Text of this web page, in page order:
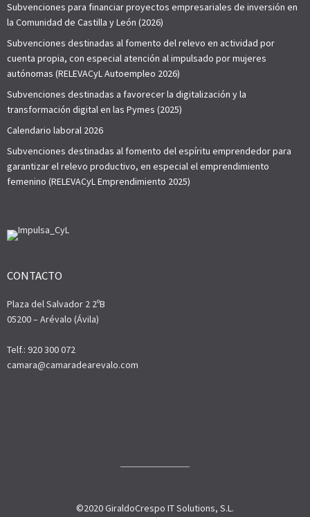
Subvenciones para financiar proyectos empresariales de inversión en
la Comunidad de Castilla y León (2026)
Subvenciones destinadas al fomento del relevo en actividad por
cuenta propia, con especial atención al impulsado por mujeres
autónomas (RELEVACyL Autoempleo 2026)
Subvenciones destinadas a favorecer la digitalización y la
transformación digital en las Pymes (2025)
Calendario laboral 2026
Subvenciones destinadas al fomento del espíritu emprendedor para
garantizar el relevo productivo, en especial el emprendimiento
femenino (RELEVACyL Emprendimiento 2025)
CONTACTO
Plaza del Salvador 2 2ºB
05200 – Arévalo (Ávila)
Telf.: 920 300 072
camara@camaradearevalo.com
©2020 GiraldoCrespo IT Solutions, S.L.